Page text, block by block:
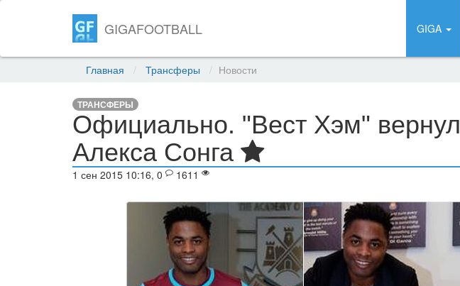
GIGAFOOTBALL GIGA
Главная Трансферы Новости
ТРАНСФЕРЫ
Официально. "Вест Хэм" вернул
Алекса Сонга
1 сен 2015 10:16, 0 1611